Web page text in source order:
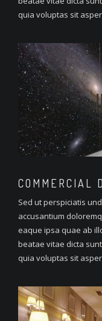
quia voluptas sit
COMMERCIAL
Sed ut perspiciatis
accusantium
eaque ipsa quae ab
beatae vitae dicta
quia voluptas sit